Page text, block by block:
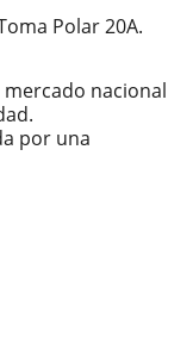
Polar 20A.
mercado nacional
por una